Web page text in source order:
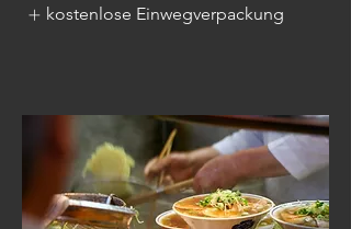
kostenlose Einwegverpackung